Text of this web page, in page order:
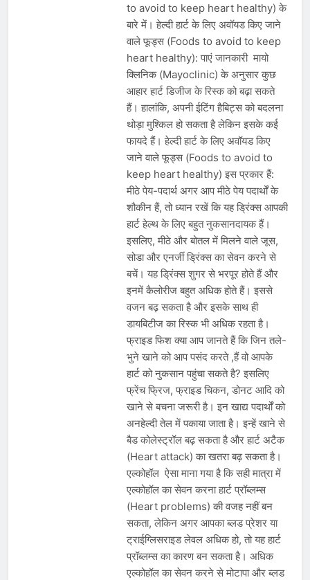
to avoid to keep heart healthy) के
बारे में। हेल्दी हार्ट के लिए अवॉयड किए जाने
वाले फूड्स (Foods to avoid to keep
heart healthy): पाएं जानकारी मायो
क्लिनिक (Mayoclinic) के अनुसार कुछ
आहार हार्ट डिजीज के रिस्क को बढ़ा सकते
हैं। हालांकि, अपनी ईटिंग हैबिट्स को बदलना
थोड़ा मुश्किल हो सकता है लेकिन इसके कई
फायदे हैं। हेल्दी हार्ट के लिए अवॉयड किए
जाने वाले फूड्स (Foods to avoid to
keep heart healthy) इस प्रकार हैं:
मीठे पेय-पदार्थ अगर आप मीठे पेय पदार्थों के
शौकीन हैं, तो ध्यान रखें कि यह ड्रिंक्स आपकी
हार्ट हेल्थ के लिए बहुत नुकसानदायक हैं।
इसलिए, मीठे और बोतल में मिलने वाले जूस,
सोडा और एनर्जी ड्रिंक्स का सेवन करने से
बचें। यह ड्रिंक्स शुगर से भरपूर होते हैं और
इनमें कैलोरीज बहुत अधिक होते हैं। इससे
वजन बढ़ सकता है और इसके साथ ही
डायबिटीज का रिस्क भी अधिक रहता है।
फ्राइड फिश क्या आप जानते हैं कि जिन तले-
भुने खाने को आप पसंद करते ,हैं वो आपके
हार्ट को नुकसान पहुंचा सकते है? इसलिए
फ्रेंच फ्रिज, फ्राइड चिकन, डोनट आदि को
खाने से बचना जरूरी है। इन खाद्य पदार्थों को
अनहेल्दी तेल में पकाया जाता है। इन्हें खाने से
बैड कोलेस्ट्रॉल बढ़ सकता है और हार्ट अटैक
(Heart attack) का खतरा बढ़ सकता है।
एल्कोहॉल ऐसा माना गया है कि सही मात्रा में
एल्कोहॉल का सेवन करना हार्ट प्रॉब्लम्स
(Heart problems) की वजह नहीं बन
सकता, लेकिन अगर आपका ब्लड प्रेशर या
ट्राईग्लिसराइड लेवल अधिक हो, तो यह हार्ट
प्रॉब्लम्स का कारण बन सकता है। अधिक
एल्कोहॉल का सेवन करने से मोटापा और ब्लड